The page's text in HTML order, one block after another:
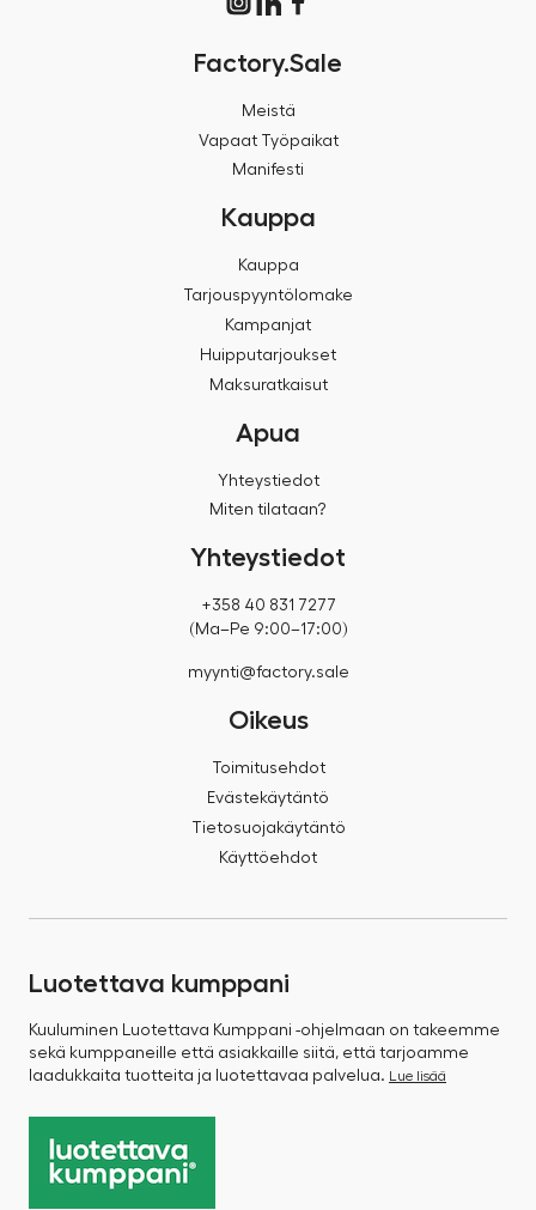
Factory.Sale
Meistä
Vapaat Työpaikat
Manifesti
Kauppa
Kauppa
Tarjouspyyntölomake
Kampanjat
Huipputarjoukset
Maksuratkaisut
Apua
Yhteystiedot
Miten tilataan?
Yhteystiedot
+358 40 831 7277
(Ma–Pe 9:00–17:00)
myynti@factory.sale
Oikeus
Toimitusehdot
Evästekäytäntö
Tietosuojakäytäntö
Käyttöehdot
Luotettava kumppani
Kuuluminen Luotettava Kumppani -ohjelmaan on takeemme
sekä kumppaneille että asiakkaille siitä, että tarjoamme
laadukkaita tuotteita ja luotettavaa palvelua. Lue lisää